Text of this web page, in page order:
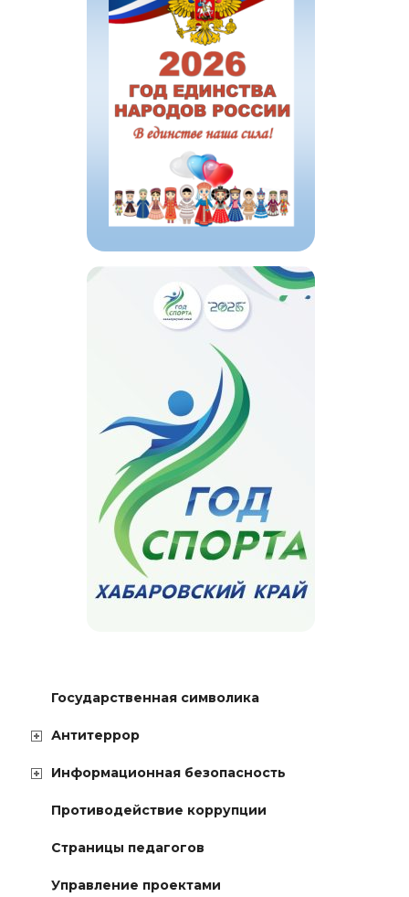
Государственная символика
Антитеррор
Информационная безопасность
Противодействие коррупции
Страницы педагогов
Управление проектами